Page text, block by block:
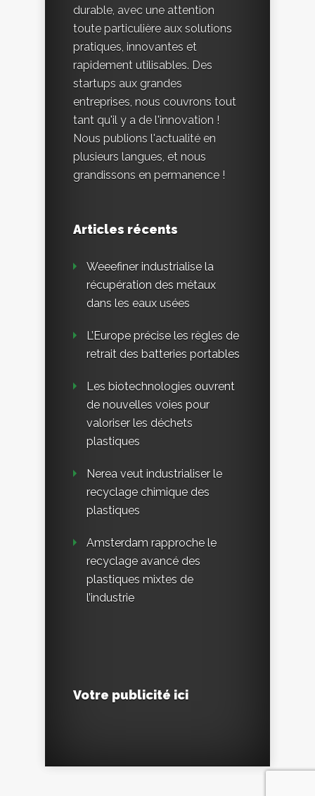
durable, avec une attention
toute particulière aux solutions
pratiques, innovantes et
rapidement utilisables. Des
startups aux grandes
entreprises, nous couvrons tout
tant qu'il y a de l'innovation !
Nous publions l'actualité en
plusieurs langues, et nous
grandissons en permanence !
Articles récents
Weeefiner industrialise la
récupération des métaux
dans les eaux usées
L’Europe précise les règles de
retrait des batteries portables
Les biotechnologies ouvrent
de nouvelles voies pour
valoriser les déchets
plastiques
Nerea veut industrialiser le
recyclage chimique des
plastiques
Amsterdam rapproche le
recyclage avancé des
plastiques mixtes de
l’industrie
Votre publicité ici